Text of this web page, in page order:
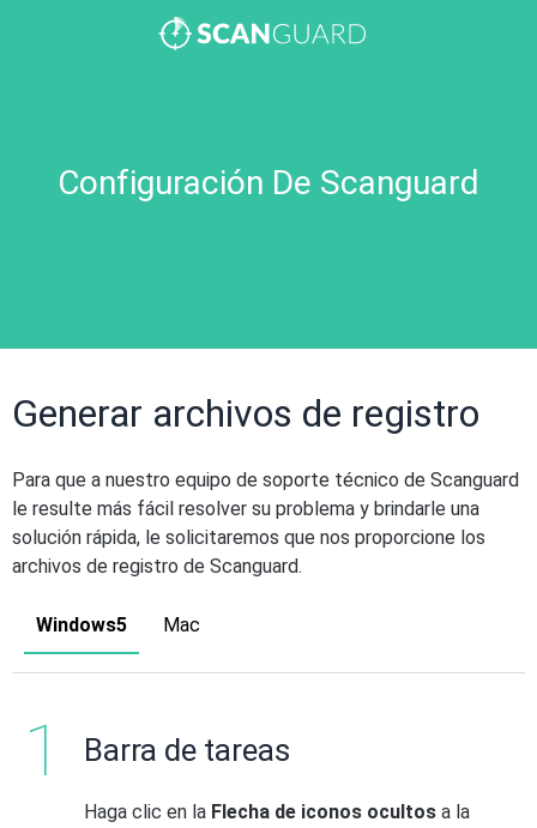
Configuración De Scanguard
Generar archivos de registro
Para que a nuestro equipo de soporte técnico de Scanguard
le resulte más fácil resolver su problema y brindarle una
solución rápida, le solicitaremos que nos proporcione los
archivos de registro de Scanguard.
Windows5 Mac
Barra de tareas
Haga clic en la Flecha de iconos ocultos a la